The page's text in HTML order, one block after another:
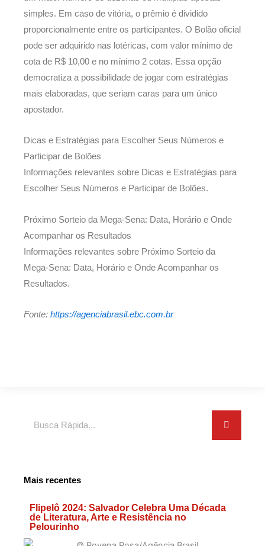
simples. Em caso de vitória, o prêmio é dividido
proporcionalmente entre os participantes. O Bolão oficial
pode ser adquirido nas lotéricas, com valor mínimo de
cota de R$ 10,00 e no mínimo 2 cotas. Essa opção
democratiza a possibilidade de jogar com estratégias
mais elaboradas, que seriam caras para um único
apostador.
Dicas e Estratégias para Escolher Seus Números e
Participar de Bolões
Informações relevantes sobre Dicas e Estratégias para
Escolher Seus Números e Participar de Bolões.
Próximo Sorteio da Mega-Sena: Data, Horário e Onde
Acompanhar os Resultados
Informações relevantes sobre Próximo Sorteio da
Mega-Sena: Data, Horário e Onde Acompanhar os
Resultados.
Fonte: https://agenciabrasil.ebc.com.br
Mais recentes
Flipelô 2024: Salvador Celebra Uma Década
de Literatura, Arte e Resistência no
Pelourinho